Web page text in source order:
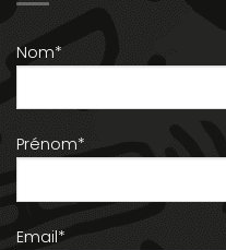
Nom*
Prénom*
Email*